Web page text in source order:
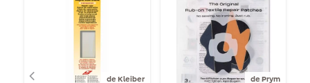
de Kleiber de Prym